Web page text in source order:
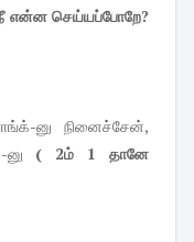
என்ன செய்யப்போறே?
னு நினைச்சேன்,
னு ( 2ம் 1 தானே